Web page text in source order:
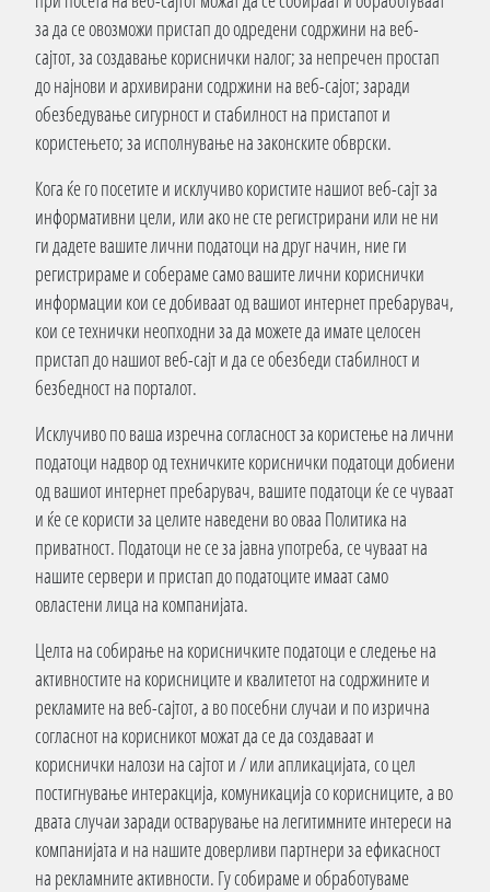
за да се овозможи пристап до одредени содржини на веб-
сајтот, за создавање кориснички налог; за непречен простап
до најнови и архивирани содржини на веб-сајот; заради
обезбедување сигурност и стабилност на пристапот и
користењето; за исполнување на законските обврски.
Кога ќе го посетите и исклучиво користите нашиот веб-сајт за
информативни цели, или ако не сте регистрирани или не ни
ги дадете вашите лични податоци на друг начин, ние ги
регистрираме и собераме само вашите лични кориснички
информации кои се добиваат од вашиот интернет пребарувач,
кои се технички неопходни за да можете да имате целосен
пристап до нашиот веб-сајт и да се обезбеди стабилност и
безбедност на порталот.
Исклучиво по ваша изречна согласност за користење на лични
податоци надвор од техничките кориснички податоци добиени
од вашиот интернет пребарувач, вашите податоци ќе се чуваат
и ќе се користи за целите наведени во оваа Политика на
приватност. Податоци не се за јавна употреба, се чуваат на
нашите сервери и пристап до податоците имаат само
овластени лица на компанијата.
Целта на собирање на корисничките податоци е следење на
активностите на корисниците и квалитетот на содржините и
рекламите на веб-сајтот, а во посебни случаи и по изрична
согласнот на корисникот можат да се да создаваат и
кориснички налози на сајтот и / или апликацијата, со цел
постигнување интеракција, комуникација со корисниците, а во
двата случаи заради остварување на легитимните интереси на
компанијата и на нашите доверливи партнери за ефикасност
на рекламните активности. Гу собираме и обработуваме